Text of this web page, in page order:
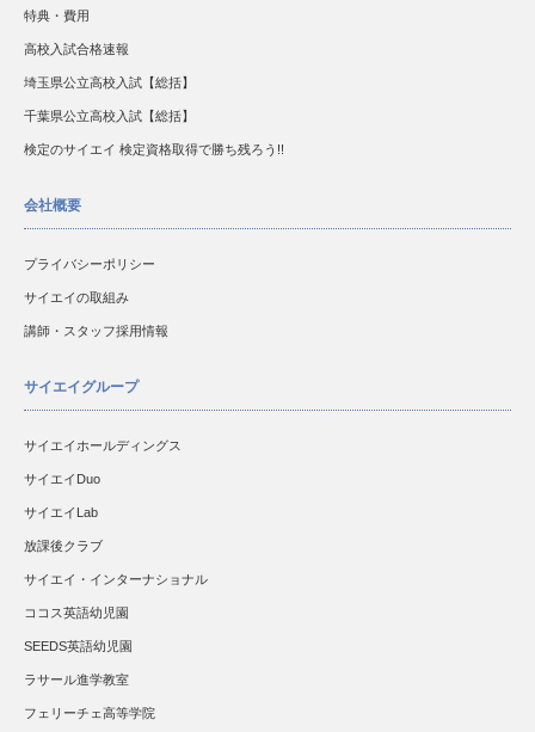
特典・費用
高校入試合格速報
埼玉県公立高校入試【総括】
千葉県公立高校入試【総括】
検定のサイエイ 検定資格取得で勝ち残ろう!!
会社概要
プライバシーポリシー
サイエイの取組み
講師・スタッフ採用情報
サイエイグループ
サイエイホールディングス
サイエイDuo
サイエイLab
放課後クラブ
サイエイ・インターナショナル
ココス英語幼児園
SEEDS英語幼児園
ラサール進学教室
フェリーチェ高等学院